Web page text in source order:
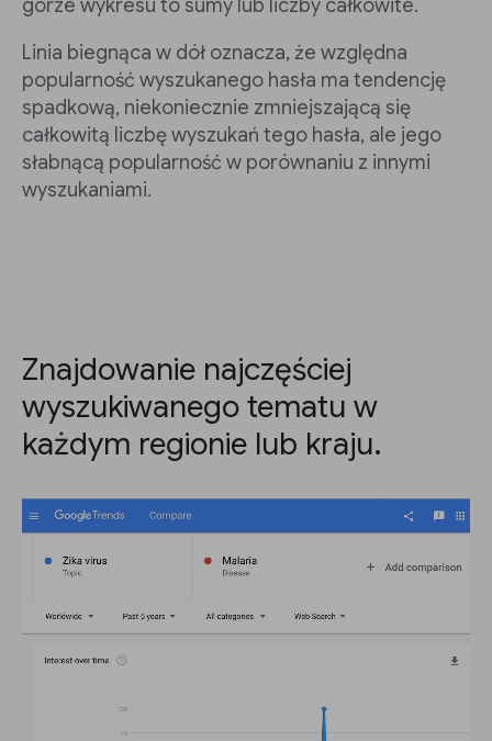
górze wykresu to sumy lub liczby całkowite.
Linia biegnąca w dół oznacza, że względna
popularność wyszukanego hasła ma tendencję
spadkową, niekoniecznie zmniejszającą się
całkowitą liczbę wyszukań tego hasła, ale jego
słabnącą popularność w porównaniu z innymi
wyszukaniami.
Znajdowanie najczęściej
wyszukiwanego tematu w
każdym regionie lub kraju.